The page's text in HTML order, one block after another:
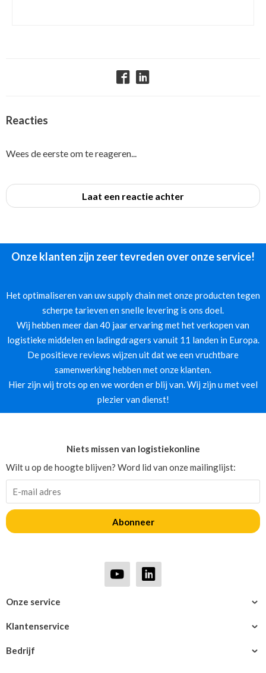
Reacties
Wees de eerste om te reageren...
Laat een reactie achter
Onze klanten zijn zeer tevreden over onze service!
Het optimaliseren van uw supply chain met onze producten tegen
scherpe tarieven en snelle levering is ons doel.
Wij hebben meer dan 40 jaar ervaring met het verkopen van
logistieke middelen en ladingdragers vanuit 11 landen in Europa.
De positieve reviews wijzen uit dat we een vruchtbare
samenwerking hebben met onze klanten.
Hier zijn wij trots op en we worden er blij van. Wij zijn u met veel
plezier van dienst!
Bedrijf
Klantenservice
Onze service
Niets missen van logistiekonline
Wilt u op de hoogte blijven? Word lid van onze mailinglijst:
Abonneer